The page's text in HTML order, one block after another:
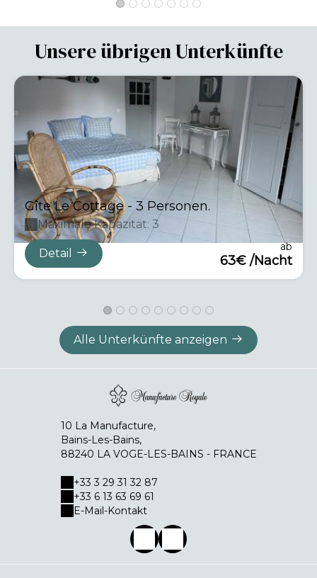
Unsere übrigen Unterkünfte
Gîte Le Cottage - 3 Personen.
Maximale Kapazität: 3
Detail
ab
63€ /Nacht
Alle Unterkünfte anzeigen
10 La Manufacture,
Bains-Les-Bains,
88240 LA VOGE-LES-BAINS - FRANCE
+33 3 29 31 32 87
+33 6 13 63 69 61
E-Mail-Kontakt